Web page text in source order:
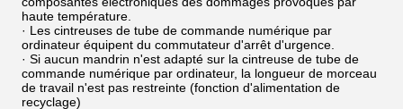
haute température.
· Les cintreuses de tube de commande numérique par
ordinateur équipent du commutateur d'arrêt d'urgence.
· Si aucun mandrin n'est adapté sur la cintreuse de tube de
commande numérique par ordinateur, la longueur de morceau
de travail n'est pas restreinte (fonction d'alimentation de
recyclage)